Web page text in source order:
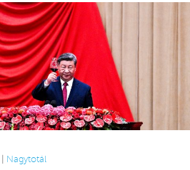
Nagytotál